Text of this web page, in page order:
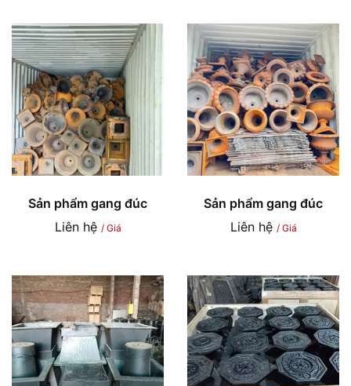
Sản phẩm gang đúc
Liên hệ / Giá
Sản phẩm gang đúc
Liên hệ / Giá